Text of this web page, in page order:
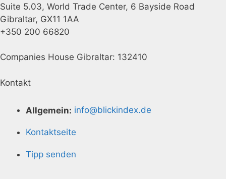
Suite 5.03, World Trade Center, 6 Bayside Road
Gibraltar, GX11 1AA
+350 200 66820
Companies House Gibraltar: 132410
Kontakt
Allgemein: info@blickindex.de
Kontaktseite
Tipp senden